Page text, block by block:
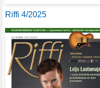
Riffi 4/2025